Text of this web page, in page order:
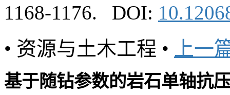
1168-1176.
DOI:
• 资源与土木工程 •
上一
基于随钻参数的岩石单轴抗